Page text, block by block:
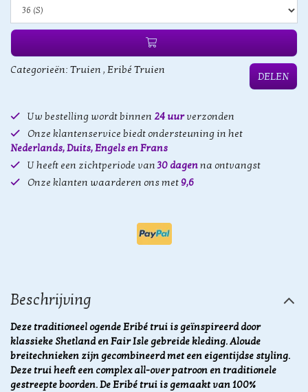
Categorieën: Truien , Eribé Truien
DELEN
Uw bestelling wordt binnen 24 uurverzonden
Onze klantenservice biedt ondersteuning in het
Nederlands, Duits, Engels en Frans
U heeft een zichtperiode van30 dagenna ontvangst
Onze klanten waarderen ons met 9,6
Beschrijving
Deze traditioneel ogende Eribé trui is geïnspireerd door
klassieke Shetland en Fair Isle gebreide kleding. Aloude
breitechnieken zijn gecombineerd met een eigentijdse styling.
Deze trui heeft een complex all-over patroon en traditionele
gestreepte boorden. De Eribé trui is gemaakt van 100%